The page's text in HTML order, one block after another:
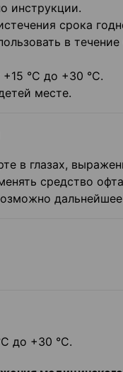
инструкции.
срока
в течение
°C до +30 °C.
месте.
в глазах,
средство
до +30 °C.